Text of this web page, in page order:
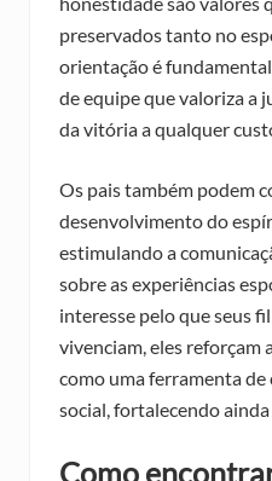
preservados tanto no
orientação é
de equipe que valoriza a
da vitória a qualquer
Os pais também podem
desenvolvimento do
estimulando a
sobre as experiências
interesse pelo que seus
vivenciam, eles reforçam
como uma ferramenta de
social, fortalecendo
Como